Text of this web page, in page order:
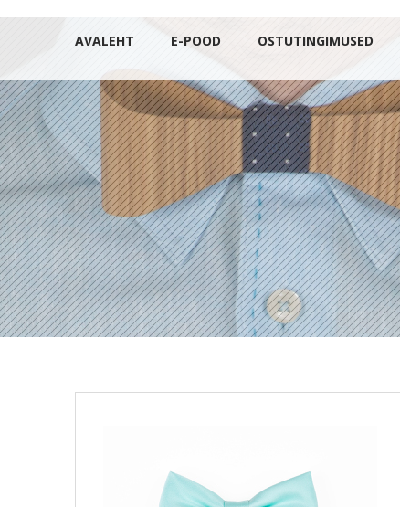
AVALEHT E-POOD OSTUTINGIMUSED